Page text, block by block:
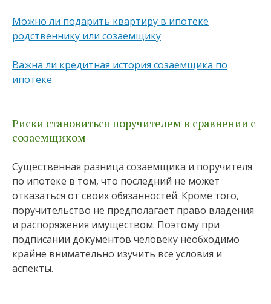
Можно ли подарить квартиру в ипотеке
родственнику или созаемщику
Важна ли кредитная история созаемщика по
ипотеке
Риски становиться поручителем в сравнении с
созаемщиком
Существенная разница созаемщика и поручителя
по ипотеке в том, что последний не может
отказаться от своих обязанностей. Кроме того,
поручительство не предполагает право владения
и распоряжения имуществом. Поэтому при
подписании документов человеку необходимо
крайне внимательно изучить все условия и
аспекты.